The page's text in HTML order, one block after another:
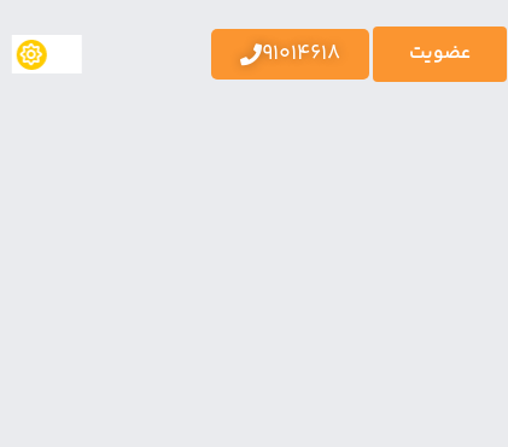
عضویت 91014618